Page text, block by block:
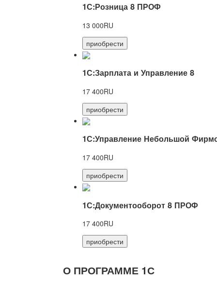
1С:Розница 8 ПРОФ
13 000RU
приобрести
1С:Зарплата и Управление 8
17 400RU
приобрести
1С:Управление Небольшой
17 400RU
приобрести
1С:Документооборот 8 ПРОФ
17 400RU
приобрести
О ПРОГРАММЕ 1С